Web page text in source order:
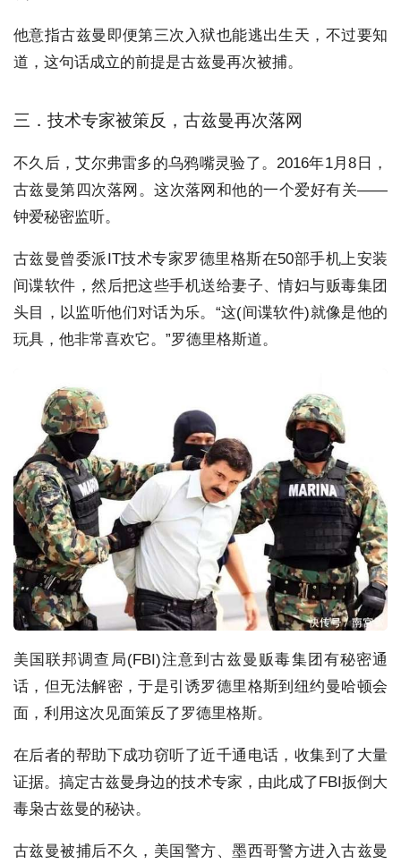
他意指古兹曼即便第三次入狱也能逃出生天，不过要知
道，这句话成立的前提是古兹曼再次被捕。
三．技术专家被策反，古兹曼再次落网
不久后，艾尔弗雷多的乌鸦嘴灵验了。2016年1月8日，
古兹曼第四次落网。这次落网和他的一个爱好有关——
钟爱秘密监听。
古兹曼曾委派IT技术专家罗德里格斯在50部手机上安装
间谍软件，然后把这些手机送给妻子、情妇与贩毒集团
头目，以监听他们对话为乐。“这(间谍软件)就像是他的
玩具，他非常喜欢它。”罗德里格斯道。
美国联邦调查局(FBI)注意到古兹曼贩毒集团有秘密通
话，但无法解密，于是引诱罗德里格斯到纽约曼哈顿会
面，利用这次见面策反了罗德里格斯。
在后者的帮助下成功窃听了近千通电话，收集到了大量
证据。搞定古兹曼身边的技术专家，由此成了FBI扳倒大
毒枭古兹曼的秘诀。
古兹曼被捕后不久，美国警方、墨西哥警方进入古兹曼